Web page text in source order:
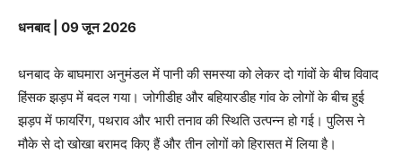
धनबाद | 09 जून 2026
धनबाद के बाघमारा अनुमंडल में पानी की समस्या को लेकर दो गांवों के बीच विवाद
हिंसक झड़प में बदल गया। जोगीडीह और बहियारडीह गांव के लोगों के बीच हुई
झड़प में फायरिंग, पथराव और भारी तनाव की स्थिति उत्पन्न हो गई। पुलिस ने
मौके से दो खोखा बरामद किए हैं और तीन लोगों को हिरासत में लिया है।